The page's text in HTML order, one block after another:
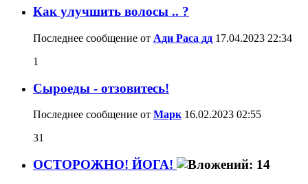
Как улучшить волосы .. ?
Последнее сообщение от Ади Раса дд 17.04.2023 22:34
1
Сыроеды - отзовитесь!
Последнее сообщение от Марк16.02.2023 02:55
31
ОСТОРОЖНО! ЙОГА!